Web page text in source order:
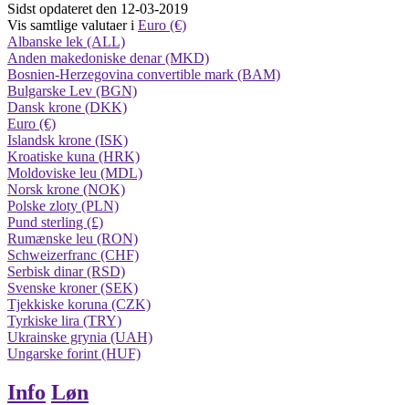
Sidst opdateret den 12-03-2019
Vis samtlige valutaer i Euro (€)
Albanske lek (ALL)
Anden makedoniske denar (MKD)
Bosnien-Herzegovina convertible mark (BAM)
Bulgarske Lev (BGN)
Dansk krone (DKK)
Euro (€)
Islandsk krone (ISK)
Kroatiske kuna (HRK)
Moldoviske leu (MDL)
Norsk krone (NOK)
Polske zloty (PLN)
Pund sterling (£)
Rumænske leu (RON)
Schweizerfranc (CHF)
Serbisk dinar (RSD)
Svenske kroner (SEK)
Tjekkiske koruna (CZK)
Tyrkiske lira (TRY)
Ukrainske grynia (UAH)
Ungarske forint (HUF)
Info Løn